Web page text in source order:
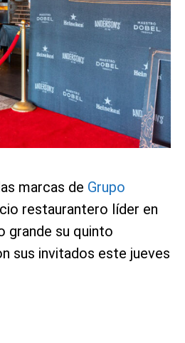
marcas de Grupo
restaurantero líder en
grande su quinto
sus invitados este jueves